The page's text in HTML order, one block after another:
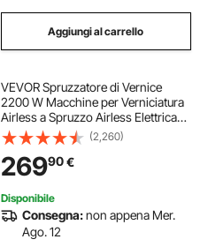
Aggiungi al carrello
VEVOR Spruzzatore di Vernice
2200 W Macchine per Verniciatura
Airless a Spruzzo Airless Elettrica
da 2 L/min, Macchina a Spruzzo per
Vernice con Tubo da 9 m per Pareti,
Mobili, Esterni, Interni
(2,260)
26990€
Disponibile
Consegna:non appena Mer.
Ago. 12